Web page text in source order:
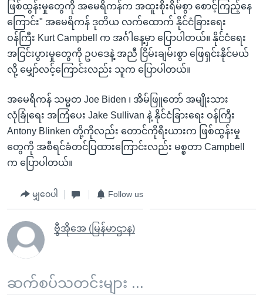
ဖြစ်ထွန်းမှုတွေကို အမေရိကန်က အထူးစိုးရိမ်စွာ စောင့်ကြည့်နေ
ကြောင်း" အမေရိကန် ဒုတိယ လက်ထောက် နိုင်ငံခြားရေး
ဝန်ကြီး Kurt Campbell က အင်္ဂါနေ့မှာ ပြောပါတယ်။ နိုင်ငံရေး
အငြင်းပွားမှုတွေကို ဥပဒေနဲ့ အညီ ငြိမ်းချမ်းစွာ ဖြေရှင်းနိုင်မယ်
လို့ မျှော်လင့်ကြောင်းလည်း သူက ပြောပါတယ်။
အမေရိကန် သမ္မတ Joe Biden ၊ အိမ်ဖြူတော် အမျိုးသား
လုံခြုံရေး အကြံပေး Jake Sullivan နဲ့ နိုင်ငံခြားရေး ဝန်ကြီး
Antony Blinken တို့ကိုလည်း တောင်ကိုရီးယားက ဖြစ်ထွန်းမှု
တွေကို အစီရင်ခံတင်ပြထားကြောင်းလည်း မစ္စတာ Campbell
က ပြောပါတယ်။
မျှဝေပါ Follow us
ဗွီအိုအေ (မြန်မာဌာန)
ဆက်စပ်သတင်းများ ...